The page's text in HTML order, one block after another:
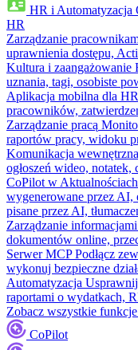
HR i Automatyzacja
HR
Zarządzanie
uprawnienia dostępu,
Kultura i zaangażowanie
uznania, tagi, osobiste
Aplikacja mobilna dla HR
pracowników,
Zarządzanie pracą
raportów pracy, widoku
Komunikacja wewnętrzna
ogłoszeń wideo,
CoPilot w Aktualnościach
wygenerowane przez AI,
pisane przez AI,
Zarządzanie informacjami
dokumentów online,
Serwer MCP Podłącz
wykonuj bezpieczne
Automatyzacja
raportami o wydatkach,
Zobacz wszystkie
CoPilot